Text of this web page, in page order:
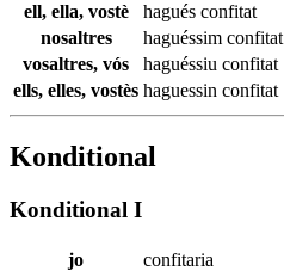
ell, ella, vostè
hagués confitat
nosaltres
haguéssim confitat
vosaltres, vós
haguéssiu confitat
ells, elles, vostès haguessin confitat
Konditional
Konditional I
jo
confitaria